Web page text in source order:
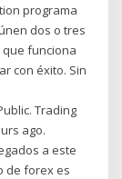
programa
dos o tres
que funciona
con éxito. Sin
Trading
ago.
a este
de forex es